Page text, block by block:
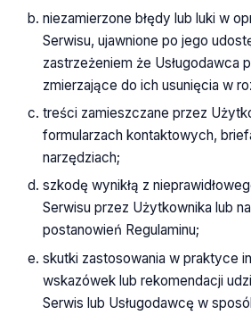
niezamierzone błędy lub luki w
Serwisu, ujawnione po jego
zastrzeżeniem że Usługodawca
zmierzające do ich usunięcia w
treści zamieszczane przez
formularzach kontaktowych,
narzędziach;
szkodę wynikłą z
Serwisu przez Użytkownika lub
postanowień Regulaminu;
skutki zastosowania w praktyce
wskazówek lub rekomendacji
Serwis lub Usługodawcę w